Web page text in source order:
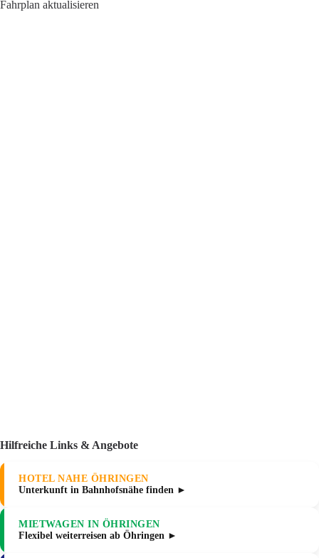
Fahrplan aktualisieren
Hilfreiche Links & Angebote
HOTEL NAHE ÖHRINGEN
Unterkunft in Bahnhofsnähe finden ►
MIETWAGEN IN ÖHRINGEN
Flexibel weiterreisen ab Öhringen ►